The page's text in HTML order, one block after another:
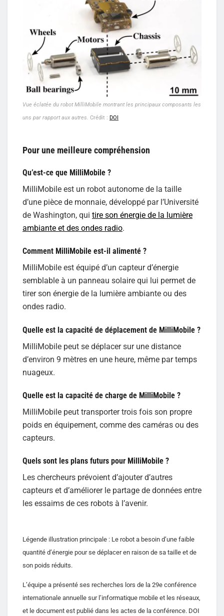
Vue éclatée du robot MilliMobile montrant les principaux composants les
uns par rapport aux autres. Crédit : DOI
Pour une meilleure compréhension
Qu’est-ce que MilliMobile ?
MilliMobile est un robot autonome de la taille
d’une pièce de monnaie, développé par l’Université
de Washington, qui tire son énergie de la lumière
ambiante et des ondes radio.
Comment MilliMobile est-il alimenté ?
MilliMobile est équipé d’un capteur d’énergie
semblable à un panneau solaire qui lui permet de
tirer son énergie de la lumière ambiante ou des
ondes radio.
Quelle est la capacité de déplacement de MilliMobile ?
MilliMobile peut se déplacer sur une distance
d’environ 9 mètres en une heure, même par temps
nuageux.
Quelle est la capacité de charge de MilliMobile ?
MilliMobile peut transporter trois fois son propre
poids en équipement, comme des caméras ou des
capteurs.
Quels sont les plans futurs pour MilliMobile ?
Les chercheurs prévoient d’ajouter d’autres
capteurs et d’améliorer le partage de données entre
les essaims de ces robots à l’avenir.
Légende illustration principale : Le robot a besoin d’une faible
quantité d’énergie pour se déplacer en raison de sa taille et de
son poids réduits.
L’équipe a présenté ses recherches lors de la 29e conférence
internationale annuelle sur l’informatique mobile et les réseaux,
et le document est publié dans les actes de la conférence. DOI